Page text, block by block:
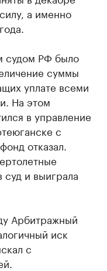
а именно
судом РФ было
суммы
уплате всеми
На этом
в управление
с
отказал.
суд и выиграла
Арбитражный
иск
с